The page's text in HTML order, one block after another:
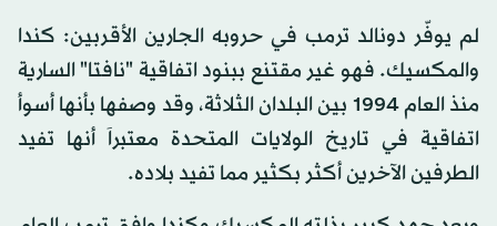
لم يوفّر دونالد ترمب في حروبه الجارين الأقربين: كندا
والمكسيك. فهو غير مقتنع ببنود اتفاقية "نافتا" السارية
منذ العام 1994 بين البلدان الثلاثة، وقد وصفها بأنها أسوأ
اتفاقية في تاريخ الولايات المتحدة معتبراَ أنها تفيد
الطرفين الآخرين أكثر بكثير مما تفيد بلاده.